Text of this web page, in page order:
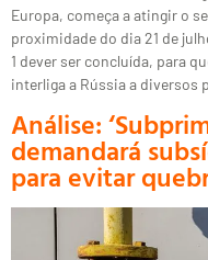
Europa, começa a atingir o
proximidade do dia 21 de
1 dever ser concluída, para
interliga a Rússia a diversos
Análise:
demandará
para evitar